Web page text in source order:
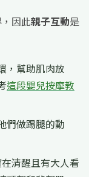
因此親子互動是
，幫助肌肉放
這段嬰兒按摩教
們做踢腿的動
清醒且有大人看